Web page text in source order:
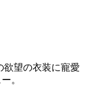
欲望の衣装に寵愛
。